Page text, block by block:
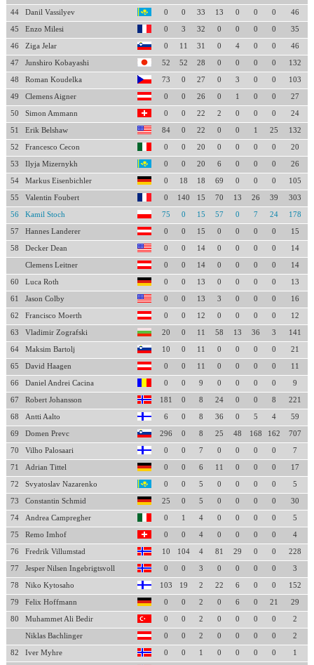
44 Danil Vassilyev 0 0 33 13 0 0 0 46
45 Enzo Milesi 0 3 32 0 0 0 0 35
46 Ziga Jelar 0 11 31 0 4 0 0 46
47 Junshiro Kobayashi 52 52 28 0 0 0 0 132
48 Roman Koudelka 73 0 27 0 3 0 0 103
49 Clemens Aigner 0 0 26 0 1 0 0 27
50 Simon Ammann 0 0 22 2 0 0 0 24
51 Erik Belshaw 84 0 22 0 0 1 25 132
52 Francesco Cecon 0 0 20 0 0 0 0 20
53 Ilyja Mizernykh 0 0 20 6 0 0 0 26
54 Markus Eisenbichler 0 18 18 69 0 0 0 105
55 Valentin Foubert 0 140 15 70 13 26 39 303
56 Kamil Stoch 75 0 15 57 0 7 24 178
57 Hannes Landerer 0 0 15 0 0 0 0 15
58 Decker Dean 0 0 14 0 0 0 0 14
Clemens Leitner 0 0 14 0 0 0 0 14
60 Luca Roth 0 0 13 0 0 0 0 13
61 Jason Colby 0 0 13 3 0 0 0 16
62 Francisco Moerth 0 0 12 0 0 0 0 12
63 Vladimir Zografski 20 0 11 58 13 36 3 141
64 Maksim Bartolj 10 0 11 0 0 0 0 21
65 David Haagen 0 0 11 0 0 0 0 11
66 Daniel Andrei Cacina 0 0 9 0 0 0 0 9
67 Robert Johansson 181 0 8 24 0 0 8 221
68 Antti Aalto 6 0 8 36 0 5 4 59
69 Domen Prevc 296 0 8 25 48 168 162 707
70 Vilho Palosaari 0 0 7 0 0 0 0 7
71 Adrian Tittel 0 0 6 11 0 0 0 17
72 Svyatoslav Nazarenko 0 0 5 0 0 0 0 5
73 Constantin Schmid 25 0 5 0 0 0 0 30
74 Andrea Campregher 0 1 4 0 0 0 0 5
75 Remo Imhof 0 0 4 0 0 0 0 4
76 Fredrik Villumstad 10 104 4 81 29 0 0 228
77 Jesper Nilsen Ingebrigtsvoll 0 0 3 0 0 0 0 3
78 Niko Kytosaho 103 19 2 22 6 0 0 152
79 Felix Hoffmann 0 0 2 0 6 0 21 29
80 Muhammet Ali Bedir 0 0 2 0 0 0 0 2
Niklas Bachlinger 0 0 2 0 0 0 0 2
82 Iver Myhre 0 0 1 0 0 0 0 1